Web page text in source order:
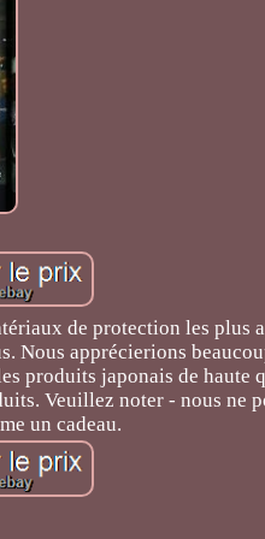
de protection les plus
Nous apprécierions
produits japonais de haute
Veuillez noter - nous ne
un cadeau.